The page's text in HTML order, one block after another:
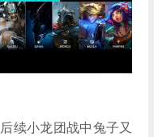
续小龙团战中兔子又